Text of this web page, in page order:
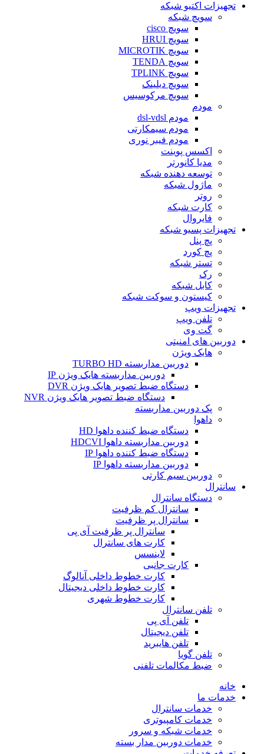
تجهیزات اکتیو شبکه
سویچ شبکه
سویچ cisco
سویچ HRUI
سویچ MICROTIK
سویچ TENDA
سویچ TPLINK
سویچ دیلینک
سویچ مرکوسیس
مودم
مودم dsl-vdsl
مودم سیمکارتی
مودم فیبر نوری
اکسس پوینت
مدیا کانورتر
توسعه دهنده شبکه
ماژول شبکه
روتر
کارت شبکه
فایروال
تجهیزات پسیو شبکه
پچ پنل
پچ کورد
تستر شبکه
رک
کابل شبکه
کیستون و سوکت شبکه
تجهیزات ویپ
تلفن ویپ
گت وی
دوربین های امنیتی
هایک ویژن
دوربین مداربسته TURBO HD
دوربین مداربسته هایک ویژن IP
دستگاه ضبط تصویر هایک ویژن DVR
دستگاه ضبط تصویر هایک ویژن NVR
پک دوربین مداربسته
داهوا
دستگاه ضبط کننده داهوا HD
دوربین مداربسته داهوا HDCVI
دستگاه ضبط کننده داهوا IP
دوربین مداربسته داهوا IP
دوربین سیم کارتی
سانترال
دستگاه سانترال
سانترال کم ظرفیت
سانترال پر ظرفیت
سانترال پر ظرفیت آی پی
کارت های سانترال
لاینسس
کارت جانبی
کارت خطوط داخلی آنالوگ
کارت خطوط داخلی دیجیتال
کارت خطوط شهری
تلفن سانترال
تلفن آی پی
تلفن دیجیتال
تلفن هایبرید
تلفن گویا
ضبط مکالمات تلفنی
خانه
خدمات ما
خدمات سانترال
خدمات کامپیوتری
خدمات شبکه و سرور
خدمات دوربین مدار بسته